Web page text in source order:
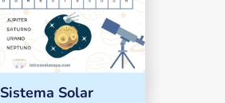
Sistema Solar